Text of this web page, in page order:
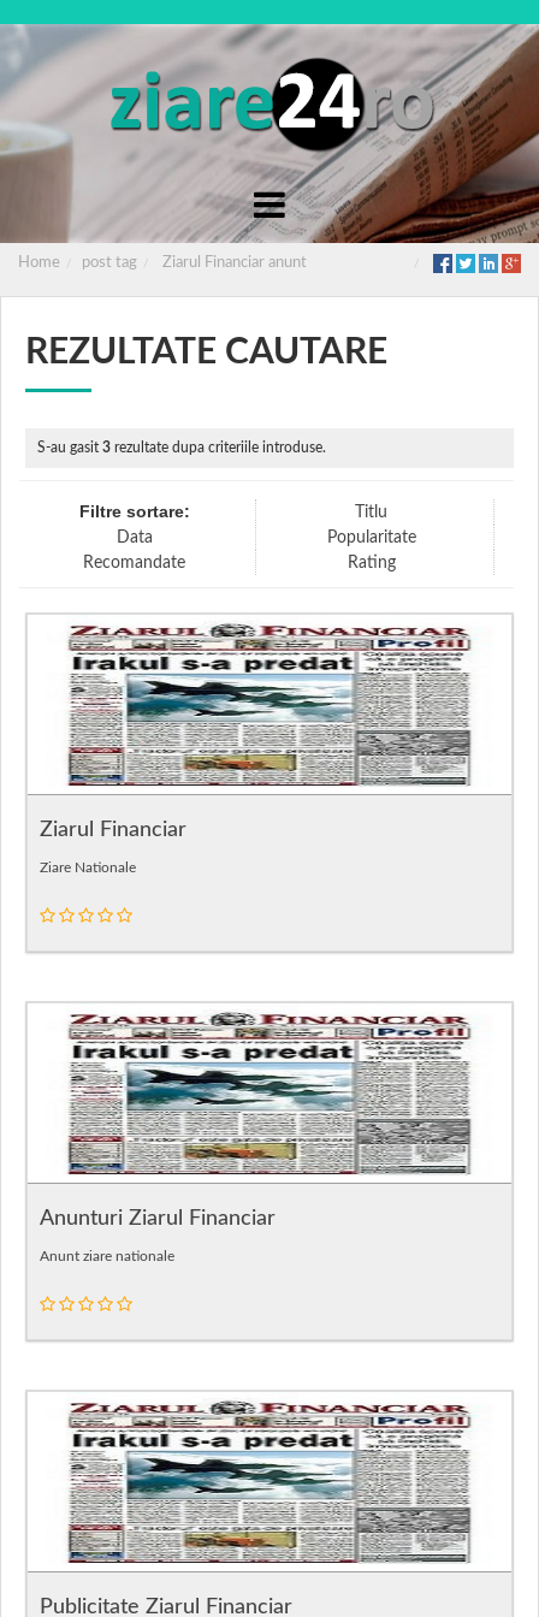
Home post tag Ziarul Financiar anunt
REZULTATE CAUTARE
S-au gasit 3 rezultate dupa criteriile introduse.
Filtre sortare:
Titlu
Data
Popularitate
Recomandate
Rating
Ziarul Financiar
Ziare Nationale
Anunturi Ziarul Financiar
Anunt ziare nationale
Publicitate Ziarul Financiar